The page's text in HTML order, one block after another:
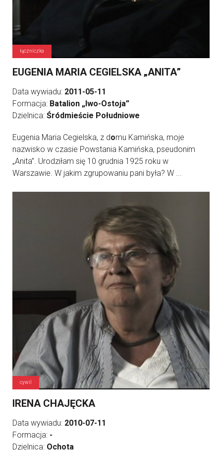
łączniczka
EUGENIA MARIA CEGIELSKA „ANITA”
Data wywiadu: 2011-05-11
Formacja: Batalion „Iwo-Ostoja”
Dzielnica: Śródmieście Południowe
Eugenia Maria Cegielska, z domu Kamińska, moje
nazwisko w czasie Powstania Kamińska, pseudonim
„Anita”. Urodziłam się 10 grudnia 1925 roku w
Warszawie. W jakim zgrupowaniu pani była? W ...
cywil
IRENA CHAJĘCKA
Data wywiadu: 2010-07-11
Formacja: -
Dzielnica: Ochota